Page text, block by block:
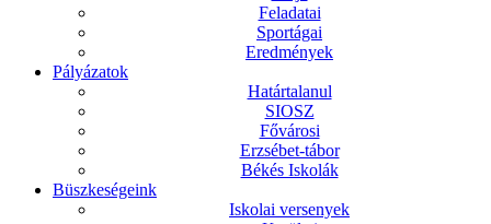
Feladatai
Sportágai
Eredmények
Pályázatok
Határtalanul
SIOSZ
Fővárosi
Erzsébet-tábor
Békés Iskolák
Büszkeségeink
Iskolai versenyek